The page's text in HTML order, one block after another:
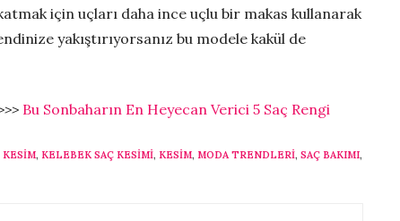
için uçları daha ince uçlu bir makas kullanarak
yakıştırıyorsanız bu modele kakül de
Bu Sonbaharın En Heyecan Verici 5 Saç Rengi
KESIM, KELEBEK SAÇ KESIMI, KESIM, MODA TRENDLERI, SAÇ BAKIMI,